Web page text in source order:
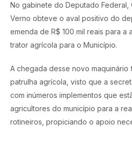
No gabinete do Deputado Federal,
Verno obteve o aval positivo do
emenda de R$ 100 mil reais para a
trator agrícola para o Município.
A chegada desse novo
patrulha agrícola, visto que a
com inúmeros implementos que
agricultores do município para a
rotineiros, propiciando o apoio